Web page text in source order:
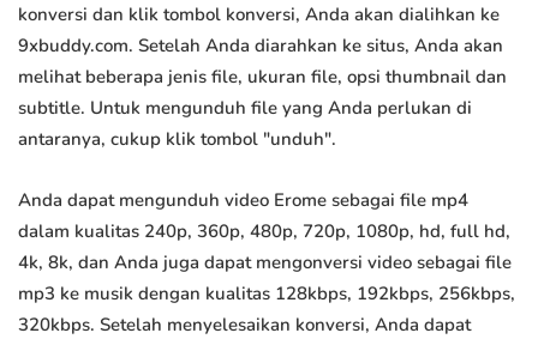
konversi dan klik tombol konversi, Anda akan dialihkan ke
9xbuddy.com. Setelah Anda diarahkan ke situs, Anda akan
melihat beberapa jenis file, ukuran file, opsi thumbnail dan
subtitle. Untuk mengunduh file yang Anda perlukan di
antaranya, cukup klik tombol "unduh".
Anda dapat mengunduh video Erome sebagai file mp4
dalam kualitas 240p, 360p, 480p, 720p, 1080p, hd, full hd,
4k, 8k, dan Anda juga dapat mengonversi video sebagai file
mp3 ke musik dengan kualitas 128kbps, 192kbps, 256kbps,
320kbps. Setelah menyelesaikan konversi, Anda dapat